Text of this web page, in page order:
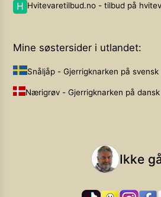
Hvitevaretilbud.no - tilbud på
Mine søstersider i utlandet:
Snåljåp - Gjerrigknarken på svensk
Nærigrøv - Gjerrigknarken på dansk
Ikke